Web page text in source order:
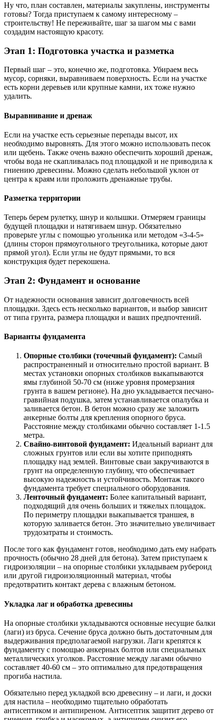
Ну что, план составлен, материалы закуплены, инструменты
готовы? Тогда приступаем к самому интересному –
строительству! Не переживайте, шаг за шагом мы с вами
создадим настоящую красоту.
Этап 1: Подготовка участка и разметка
Первый шаг – это, конечно же, подготовка. Убираем весь
мусор, сорняки, выравниваем поверхность. Если на участке
есть корни деревьев или крупные камни, их тоже нужно
удалить.
Выравнивание и дренаж
Если на участке есть серьезные перепады высот, их
необходимо выровнять. Для этого можно использовать песок
или щебень. Также очень важно обеспечить хороший дренаж,
чтобы вода не скапливалась под площадкой и не приводила к
гниению древесины. Можно сделать небольшой уклон от
центра к краям или проложить дренажные трубы.
Разметка территории
Теперь берем рулетку, шнур и колышки. Отмеряем границы
будущей площадки и натягиваем шнур. Обязательно
проверьте углы с помощью угольника или методом «3-4-5»
(длины сторон прямоугольного треугольника, которые дают
прямой угол). Если углы не будут прямыми, то вся
конструкция будет перекошена.
Этап 2: Фундамент и основание
От надежности основания зависит долговечность всей
площадки. Здесь есть несколько вариантов, и выбор зависит
от типа грунта, размера площадки и ваших предпочтений.
Варианты фундамента
Опорные столбики (точечный фундамент): Самый
распространенный и относительно простой вариант. В
местах установки опорных столбиков выкапываются
ямы глубиной 50-70 см (ниже уровня промерзания
грунта в вашем регионе). На дно укладывается песчано-
гравийная подушка, затем устанавливается опалубка и
заливается бетон. В бетон можно сразу же заложить
анкерные болты для крепления опорного бруса.
Расстояние между столбиками обычно составляет 1-1.5
метра.
Свайно-винтовой фундамент: Идеальный вариант для
сложных грунтов или если вы хотите приподнять
площадку над землей. Винтовые сваи закручиваются в
грунт на определенную глубину, что обеспечивает
высокую надежность и устойчивость. Монтаж такого
фундамента требует специального оборудования.
Ленточный фундамент: Более капитальный вариант,
подходящий для очень больших и тяжелых площадок.
По периметру площадки выкапывается траншея, в
которую заливается бетон. Это значительно увеличивает
трудозатраты и стоимость.
После того как фундамент готов, необходимо дать ему набрать
прочность (обычно 28 дней для бетона). Затем приступаем к
гидроизоляции – на опорные столбики укладываем рубероид
или другой гидроизоляционный материал, чтобы
предотвратить контакт дерева с влажным бетоном.
Укладка лаг и обработка древесины
На опорные столбики укладываются основные несущие балки
(лаги) из бруса. Сечение бруса должно быть достаточным для
выдерживания предполагаемой нагрузки. Лаги крепятся к
фундаменту с помощью анкерных болтов или специальных
металлических уголков. Расстояние между лагами обычно
составляет 40-60 см – это оптимально для предотвращения
прогиба настила.
Обязательно перед укладкой всю древесину – и лаги, и доски
для настила – необходимо тщательно обработать
антисептиком и антипиреном. Антисептик защитит дерево от